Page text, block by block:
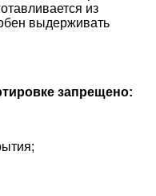
из
выдерживать
запрещено: